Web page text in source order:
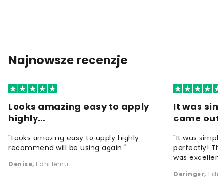
Najnowsze recenzje
Looks amazing easy to apply
highly…
"Looks amazing easy to apply highly
recommend will be using again "
Denise, 1 dni temu
It was
came
"It was
perfectly!
was
Deringer, 1